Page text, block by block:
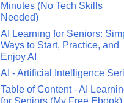
Minutes (No Tech Skills
Needed)
AI Learning for Seniors:
Ways to Start, Practice, and
Enjoy AI
AI - Artificial Intelligence
Table of Content - AI
for Seniors (My Free Ebook)